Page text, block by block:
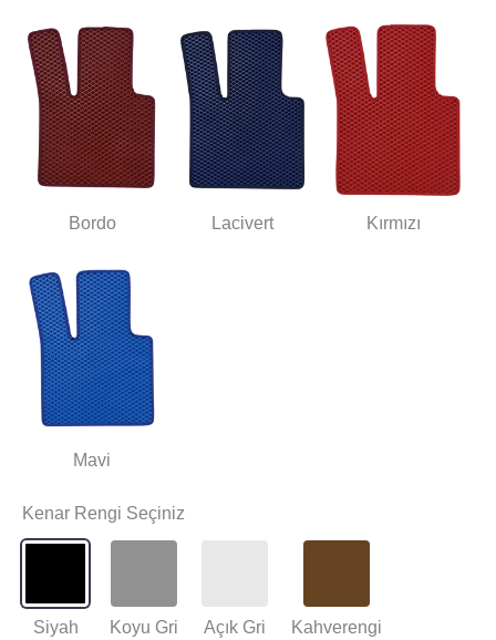
Bordo Lacivert Kırmızı
Mavi
Kenar Rengi Seçiniz
Siyah Koyu Gri Açık Gri Kahverengi